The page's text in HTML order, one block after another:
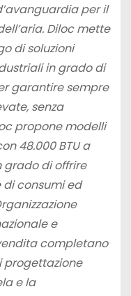
per il
Diloc mette
di soluzioni
in grado di
garantire sempre
senza
propone modelli
48.000 BTU a
di offrire
di consumi ed
e
completano
progettazione
e la